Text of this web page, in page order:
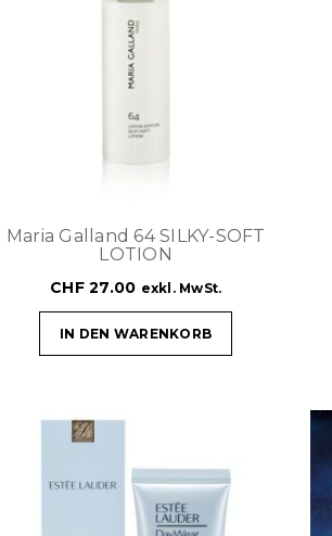
Maria Galland 64 SILKY-SOFT
LOTION
CHF27.00 exkl. MwSt.
IN DEN WARENKORB